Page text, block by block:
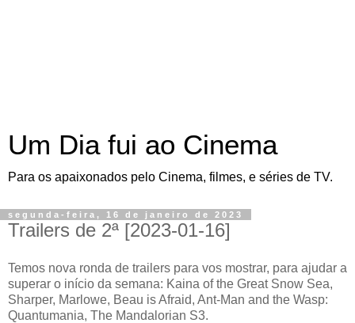
Um Dia fui ao Cinema
Para os apaixonados pelo Cinema, filmes, e séries de TV.
segunda-feira, 16 de janeiro de 2023
Trailers de 2ª [2023-01-16]
Temos nova ronda de trailers para vos mostrar, para ajudar a
superar o início da semana: Kaina of the Great Snow Sea,
Sharper, Marlowe, Beau is Afraid, Ant-Man and the Wasp:
Quantumania, The Mandalorian S3.